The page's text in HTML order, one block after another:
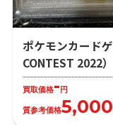
ポケモンカード
CONTEST 2022
買取価格-円
質参考価格5,000